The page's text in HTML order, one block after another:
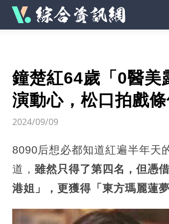
鐘楚紅64歲「0醫美
演動心，松口拍戲條
2024/09/09
8090后想必都知道紅遍半年天
道， 雖然只得了第四名，但憑
港姐」，更獲得「東方瑪麗蓮